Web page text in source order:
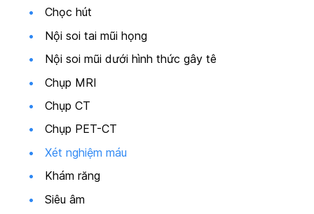
Chọc hút
Nội soi tai mũi họng
Nội soi mũi dưới hình thức gây tê
Chụp MRI
Chụp CT
Chụp PET-CT
Xét nghiệm máu
Khám răng
Siêu âm